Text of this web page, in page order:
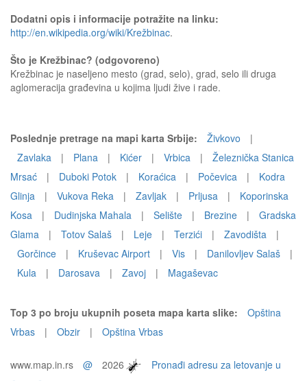
Dodatni opis i informacije potražite na linku:
http://en.wikipedia.org/wiki/Krežbinac.
Što je Krežbinac? (odgovoreno)
Krežbinac je naseljeno mesto (grad, selo), grad, selo ili druga
aglomeracija građevina u kojima ljudi žive i rade.
Poslednje pretrage na mapi karta Srbije: Živkovo
|
Zavlaka
| Plana | Kićer | Vrbica |
Železnička Stanica
Mrsać
| Duboki Potok | Koraćica | Počevica |
Kodra
Glinja
| Vukova Reka | Zavljak | Prljusa |
Koporinska
Kosa
| Dudinjska Mahala | Selište | Brezine |
Gradska
Glama
| Totov Salaš | Leje | Terzići | Zavodišta
|
Gorčince
| Kruševac Airport | Vis | Danilovljev Salaš
|
Kula
| Darosava | Zavoj | Magaševac
Top 3 po broju ukupnih poseta mapa karta slike:
Opština
Vrbas
| Obzir | Opština Vrbas
www.map.in.rs @ 2026
Pronađi adresu za letovanje u